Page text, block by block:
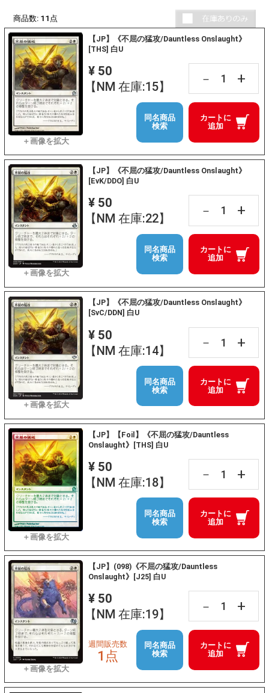
商品数: 11 点
【JP】《不屈の猛攻/Dauntless Onslaught》
[THS] 白U
¥ 50
【NM 在庫:15】
－ +
カートに
追加
同名商品
検索
【JP】《不屈の猛攻/Dauntless Onslaught》
[EvK/DDO] 白U
¥ 50
【NM 在庫:22】
－ +
カートに
追加
同名商品
検索
【JP】《不屈の猛攻/Dauntless Onslaught》
[SvC/DDN] 白U
¥ 50
【NM 在庫:14】
－ +
カートに
追加
同名商品
検索
【JP】【Foil】《不屈の猛攻/Dauntless
Onslaught》[THS] 白U
¥ 50
【NM 在庫:18】
－ +
カートに
追加
同名商品
検索
【JP】(098)《不屈の猛攻/Dauntless
Onslaught》[J25] 白U
¥ 50
【NM 在庫:19】
－ +
カートに
追加
週間販売数
1点
同名商品
検索